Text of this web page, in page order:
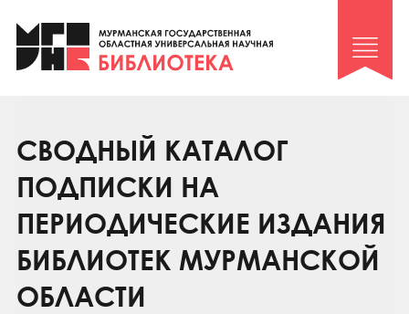
Клуб «Гиря и сельдерей»
Клуб «Семейный архив»
Коллегам
Контакты
СВОДНЫЙ КАТАЛОГ
ПОДПИСКИ НА
ПЕРИОДИЧЕСКИЕ ИЗДАНИЯ
БИБЛИОТЕК МУРМАНСКОЙ
ОБЛАСТИ